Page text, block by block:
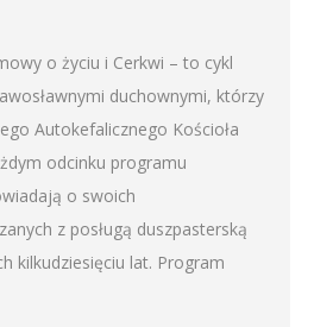
o życiu i Cerkwi – to cykl
duchownymi, którzy
Autokefalicznego Kościoła
odcinku programu
o swoich
z posługą duszpasterską
kilkudziesięciu lat. Program